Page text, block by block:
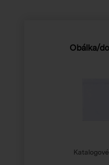
Obálka/